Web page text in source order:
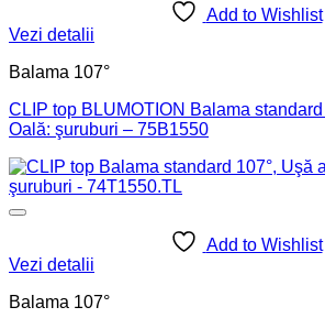
Add to Wishlist
Vezi detalii
Balama 107°
CLIP top BLUMOTION Balama
Oală: şuruburi – 75B1550
Add to Wishlist
Vezi detalii
Balama 107°